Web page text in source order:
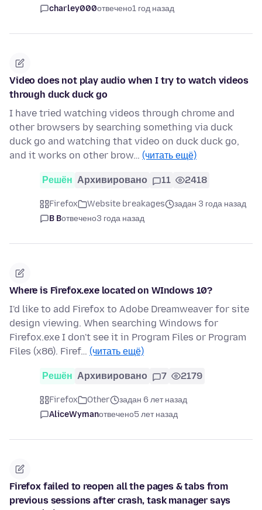
charley000отвечено1 год назад
Video does not play audio when I try to watch videos
through duck duck go
I have tried watching videos through chrome and
other browsers by searching something via duck
duck go and watching that video on duck duck go,
and it works on other brow… (читать ещё)
Решён Архивировано 11 2418
Firefox Website breakages
задан 3 года назад
B Bотвечено3 года назад
Where is Firefox.exe located on WIndows 10?
I'd like to add Firefox to Adobe Dreamweaver for site
design viewing. When searching Windows for
Firefox.exe I don't see it in Program Files or Program
Files (x86). Firef… (читать ещё)
Решён Архивировано 7 2179
Firefox Other
задан 6 лет назад
AliceWymanотвечено5 лет назад
Firefox failed to reopen all the pages & tabs from
previous sessions after crash, task manager says